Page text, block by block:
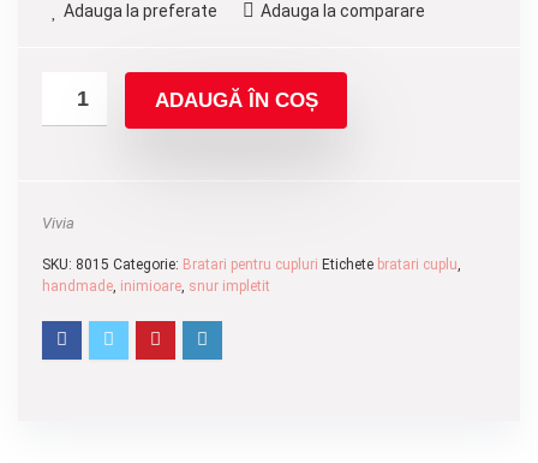
Adauga la preferate Adauga la comparare
ADAUGĂ ÎN COȘ
Vivia
SKU: 8015 Categorie: Bratari pentru cupluri Etichete bratari cuplu,
handmade, inimioare, snur impletit